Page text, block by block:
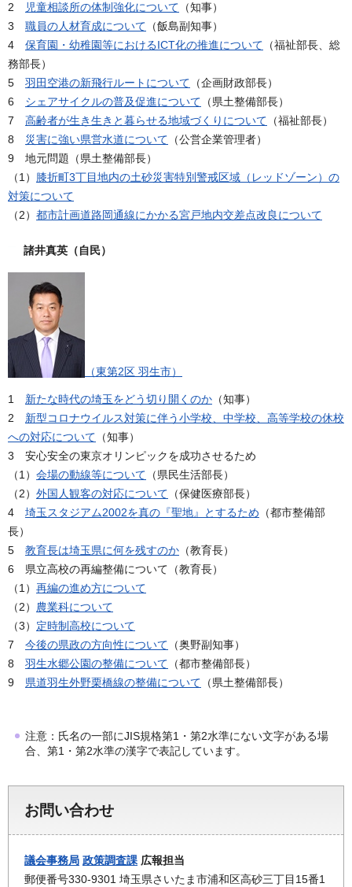
2
児童相談所の体制強化について （知事）
3 職員の人材育成について （飯島副知事）
4 保育園・幼稚園等におけるICT化の推進について （福祉部長、総
務部長）
5 羽田空港の新飛行ルートについて （企画財政部長）
6 シェアサイクルの普及促進について （県土整備部長）
7 高齢者が生き生きと暮らせる地域づくりについて （福祉部長）
8 災害に強い県営水道について （公営企業管理者）
9 地元問題（県土整備部長）
（1） 膝折町3丁目地内の土砂災害特別警戒区域（レッドゾーン）の
対策について
（2） 都市計画道路岡通線にかかる宮戸地内交差点改良について
諸井真英（自民）
（東第2区 羽生市）
1 新たな時代の埼玉をどう切り開くのか （知事）
2 新型コロナウイルス対策に伴う小学校、中学校、高等学校の休校
への対応について （知事）
3 安心安全の東京オリンピックを成功させるため
（1） 会場の動線等について （県民生活部長）
（2） 外国人観客の対応について （保健医療部長）
4 埼玉スタジアム2002を真の『聖地』とするため （都市整備部
長）
5 教育長は埼玉県に何を残すのか （教育長）
6 県立高校の再編整備について（教育長）
（1） 再編の進め方について
（2） 農業科について
（3） 定時制高校について
7 今後の県政の方向性について （奥野副知事）
8 羽生水郷公園の整備について （都市整備部長）
9 県道羽生外野栗橋線の整備について （県土整備部長）
注意：氏名の一部にJIS規格第1・第2水準にない文字がある場
合、第1・第2水準の漢字で表記しています。
お問い合わせ
議会事務局 政策調査課 広報担当
郵便番号330-9301 埼玉県さいたま市浦和区高砂三丁目15番1